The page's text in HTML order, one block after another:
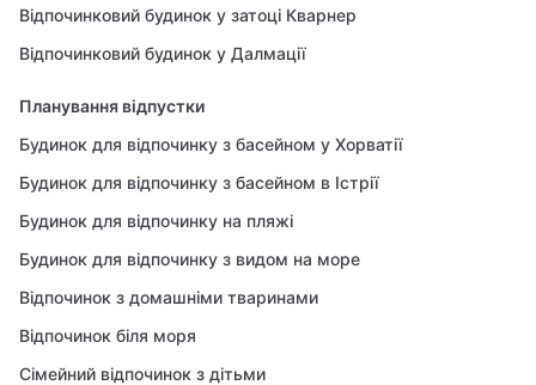
Відпочинковий будинок у затоці Кварнер
Відпочинковий будинок у Далмації
Планування відпустки
Будинок для відпочинку з басейном у Хорватії
Будинок для відпочинку з басейном в Істрії
Будинок для відпочинку на пляжі
Будинок для відпочинку з видом на море
Відпочинок з домашніми тваринами
Відпочинок біля моря
Сімейний відпочинок з дітьми